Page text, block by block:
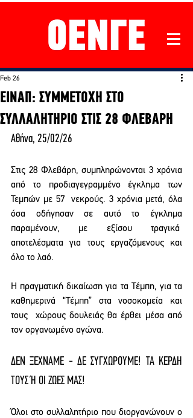
ΕΙΝΑΠ: ΣΥΜΜΕΤΟΧΗ ΣΤΟ
ΣΥΛΛΑΛΗΤΗΡΙΟ ΣΤΙΣ 28 ΦΛΕΒΑΡΗ
Feb 26
Αθήνα, 25/02/26
Στις 28 Φλεβάρη, συμπληρώνονται 3 χρόνια
από το προδιαγεγραμμένο έγκλημα των
Τεμπών με 57  νεκρούς. 3 χρόνια μετά, όλα
όσα οδήγησαν σε αυτό το έγκλημα
παραμένουν, με εξίσου τραγικά
αποτελέσματα για τους εργαζόμενους και
όλο το λαό.
Η πραγματική δικαίωση για τα Τέμπη, για τα
καθημερινά “Τέμπη” στα νοσοκομεία και
τους  χώρους δουλειάς θα έρθει μέσα από
τον οργανωμένο αγώνα.
ΔΕΝ ΞΕΧΝΑΜΕ - ΔΕ ΣΥΓΧΩΡΟΥΜΕ! ΤΑ ΚΕΡΔΗ
ΤΟΥΣ Ή ΟΙ ΖΩΕΣ ΜΑΣ!
Όλοι στο συλλαλητήριο που διοργανώνουν ο